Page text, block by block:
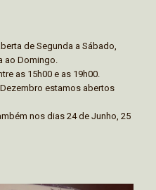
de Segunda a Sábado,
ao Domingo.
as 15h00 e as 19h00.
estamos abertos
nos dias 24 de Junho, 25